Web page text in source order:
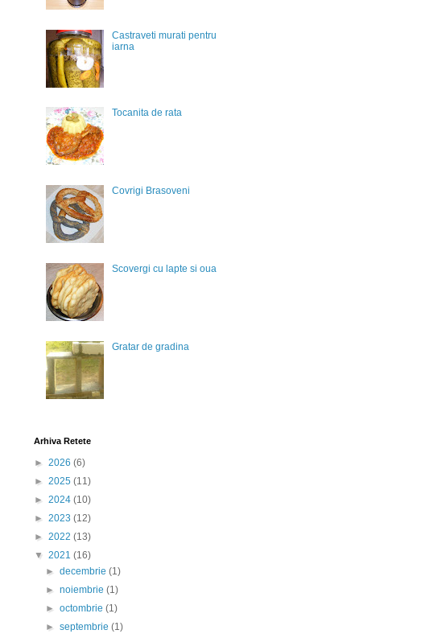
Castraveti murati pentru
iarna
Tocanita de rata
Covrigi Brasoveni
Scovergi cu lapte si oua
Gratar de gradina
Arhiva Retete
► 2026 (6)
► 2025 (11)
► 2024 (10)
► 2023 (12)
► 2022 (13)
▼ 2021 (16)
►decembrie(1)
►noiembrie(1)
►octombrie(1)
►septembrie(1)